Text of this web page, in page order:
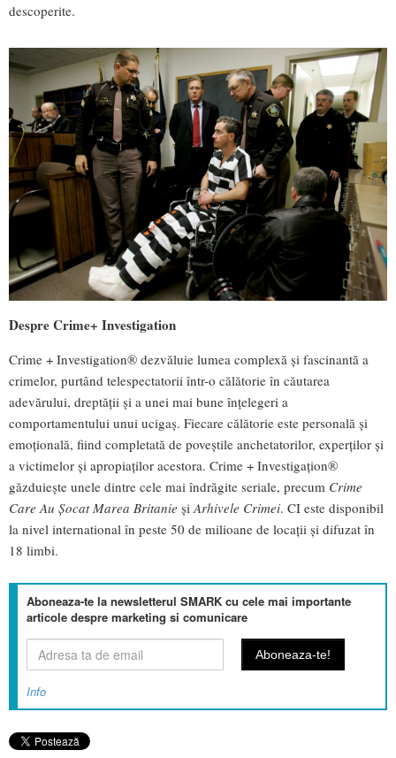
descoperite.
Despre Crime+ Investigation
Crime + Investigation® dezvăluie lumea complexă și fascinantă a
crimelor, purtând telespectatorii într-o călătorie în căutarea
adevărului, dreptății şi a unei mai bune înțelegeri a
comportamentului unui ucigaş. Fiecare călătorie este personală şi
emoţională, fiind completată de poveştile anchetatorilor, experţilor şi
a victimelor și apropiaților acestora. Crime + Investigațion®
găzduiește unele dintre cele mai îndrăgite seriale, precum Crime
Care Au Șocat Marea Britanie și Arhivele Crimei. CI este disponibil
la nivel international în peste 50 de milioane de locații și difuzat în
18 limbi.
Aboneaza-te la newsletterul SMARK cu cele mai importante
articole despre marketing si comunicare
Info